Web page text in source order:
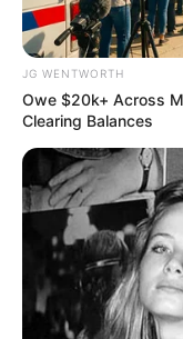
Men, You Don't
Day
MEDVI
JG WENTWORTH
Owe $20k+ Across
Clearing Balances